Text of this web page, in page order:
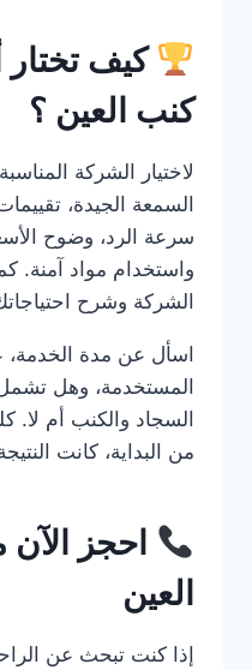
كيف
كنب العين ؟
لاختيار الشركة
السمعة الجيدة،
سرعة الرد، وضوح
واستخدام مواد آمنة.
الشركة وشرح
اسأل عن مدة الخدمة،
المستخدمة، وهل
السجاد والكنب أم لا.
من البداية، كانت
احجز
العين
إذا كنت تبحث عن